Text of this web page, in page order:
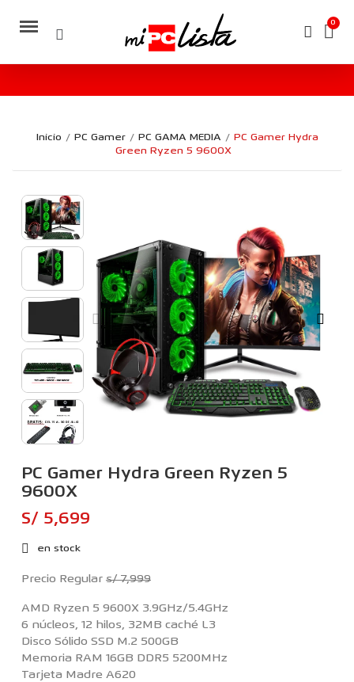
Inicio PC Gamer PC GAMA MEDIA
PC Gamer Hydra
Green Ryzen 5 9600X
PC Gamer Hydra Green Ryzen 5
9600X
S/ 5,699
en stock
Precio Regular s/ 7,999
AMD Ryzen 5 9600X 3.9GHz/5.4GHz
6 núcleos, 12 hilos, 32MB caché L3
Disco Sólido SSD M.2 500GB
Memoria RAM 16GB DDR5 5200MHz
Tarjeta Madre A620